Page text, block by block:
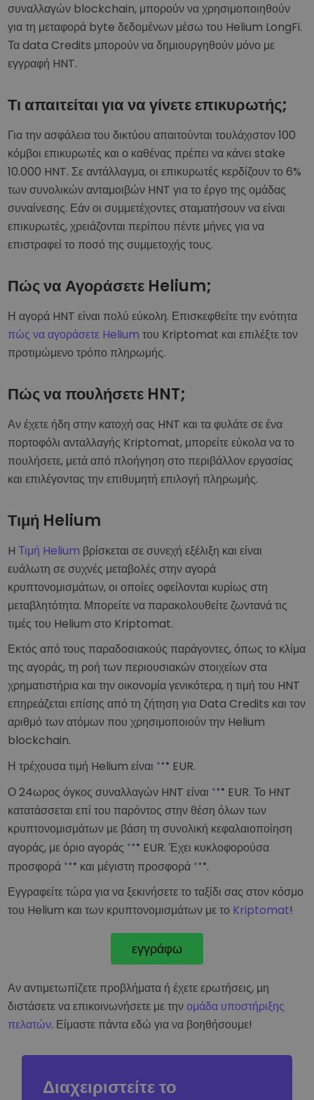
συναλλαγών blockchain, μπορούν να χρησιμοποιηθούν
για τη μεταφορά byte δεδομένων μέσω του Helium LongFi.
Τα data Credits μπορούν να δημιουργηθούν μόνο με
εγγραφή HNT.
Τι απαιτείται για να γίνετε επικυρωτής;
Για την ασφάλεια του δικτύου απαιτούνται τουλάχιστον 100
κόμβοι επικυρωτές και ο καθένας πρέπει να κάνει stake
10.000 HNT. Σε αντάλλαγμα, οι επικυρωτές κερδίζουν το 6%
των συνολικών ανταμοιβών HNT για το έργο της ομάδας
συναίνεσης. Εάν οι συμμετέχοντες σταματήσουν να είναι
επικυρωτές, χρειάζονται περίπου πέντε μήνες για να
επιστραφεί το ποσό της συμμετοχής τους.
Πώς να Αγοράσετε Helium;
Η αγορά HNT είναι πολύ εύκολη. Επισκεφθείτε την ενότητα
πώς να αγοράσετε Helium του Kriptomat και επιλέξτε τον
προτιμώμενο τρόπο πληρωμής.
Πώς να πουλήσετε HNT;
Αν έχετε ήδη στην κατοχή σας HNT και τα φυλάτε σε ένα
πορτοφόλι ανταλλαγής Kriptomat, μπορείτε εύκολα να το
πουλήσετε, μετά από πλοήγηση στο περιβάλλον εργασίας
και επιλέγοντας την επιθυμητή επιλογή πληρωμής.
Τιμή Helium
HΤιμή Helium βρίσκεται σε συνεχή εξέλιξη και είναι
ευάλωτη σε συχνές μεταβολές στην αγορά
κρυπτονομισμάτων, οι οποίες οφείλονται κυρίως στη
μεταβλητότητα. Μπορείτε να παρακολουθείτε ζωντανά τις
τιμές του Helium στο Kriptomat.
Εκτός από τους παραδοσιακούς παράγοντες, όπως το κλίμα
της αγοράς, τη ροή των περιουσιακών στοιχείων στα
χρηματιστήρια και την οικονομία γενικότερα, η τιμή του HNT
επηρεάζεται επίσης από τη ζήτηση για Data Credits και τον
αριθμό των ατόμων που χρησιμοποιούν την Helium
blockchain.
Η τρέχουσα τιμή Helium είναι
EUR.
Ο 24ωρος όγκος συναλλαγών HNT είναι
EUR. Το HNT
κατατάσσεται επί του παρόντος στην θέση όλων των
κρυπτονομισμάτων με βάση τη συνολική κεφαλαιοποίηση
αγοράς, με όριο αγοράς
EUR. Έχει κυκλοφορούσα
προσφορά
και μέγιστη προσφορά
.
Εγγραφείτε τώρα για να ξεκινήσετε το ταξίδι σας στον κόσμο
του Helium και των κρυπτονομισμάτων με το Kriptomat!
εγγράφω
Αν αντιμετωπίζετε προβλήματα ή έχετε ερωτήσεις, μη
διστάσετε να επικοινωνήσετε με τηνομάδα υποστήριξης
πελατών. Είμαστε πάντα εδώ για να βοηθήσουμε!
Διαχειριστείτε το